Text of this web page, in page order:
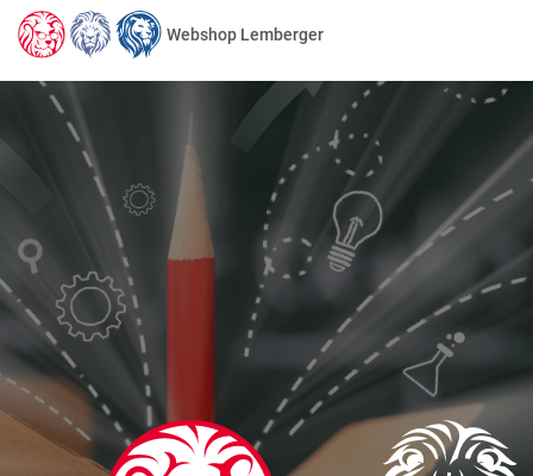
Webshop Lemberger